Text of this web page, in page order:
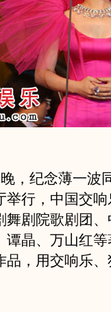
纪念薄一波
举行，中国交
舞剧院歌剧团
谭晶、万山红
品，用交响乐